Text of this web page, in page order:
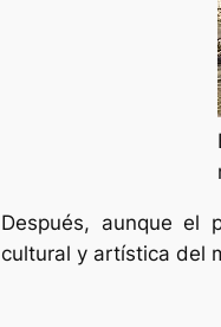
Después, aunque el
cultural y artística del